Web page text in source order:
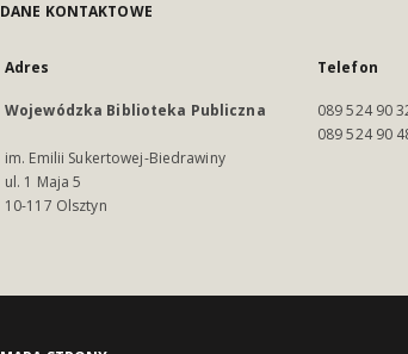
DANE KONTAKTOWE
Adres
Wojewódzka Biblioteka Publiczna
im. Emilii Sukertowej-Biedrawiny
ul. 1 Maja 5
10-117 Olsztyn
Telefon
089 524 90
089 524 90